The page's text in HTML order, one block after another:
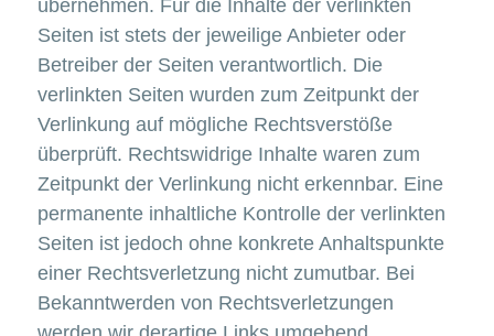
übernehmen. Für die Inhalte der verlinkten
Seiten ist stets der jeweilige Anbieter oder
Betreiber der Seiten verantwortlich. Die
verlinkten Seiten wurden zum Zeitpunkt der
Verlinkung auf mögliche Rechtsverstöße
überprüft. Rechtswidrige Inhalte waren zum
Zeitpunkt der Verlinkung nicht erkennbar. Eine
permanente inhaltliche Kontrolle der verlinkten
Seiten ist jedoch ohne konkrete Anhaltspunkte
einer Rechtsverletzung nicht zumutbar. Bei
Bekanntwerden von Rechtsverletzungen